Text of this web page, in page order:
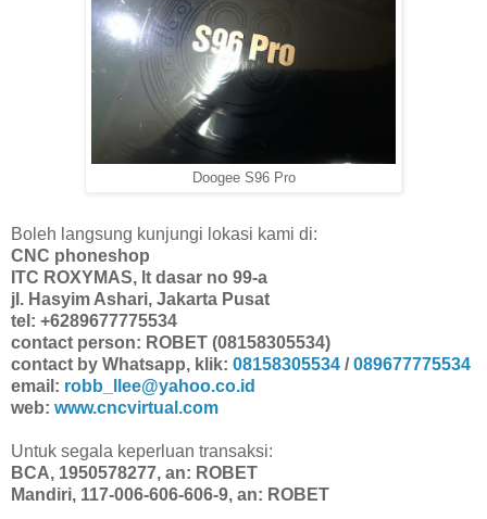
Doogee S96 Pro
Boleh langsung kunjungi lokasi kami di:
CNC phoneshop
ITC ROXYMAS, lt dasar no 99-a
jl. Hasyim Ashari, Jakarta Pusat
tel: +6289677775534
contact person: ROBET (08158305534)
contact by Whatsapp, klik: 08158305534 /089677775534
email: robb_llee@yahoo.co.id
web: www.cncvirtual.com
Untuk segala keperluan transaksi:
BCA, 1950578277, an: ROBET
Mandiri, 117-006-606-606-9, an: ROBET